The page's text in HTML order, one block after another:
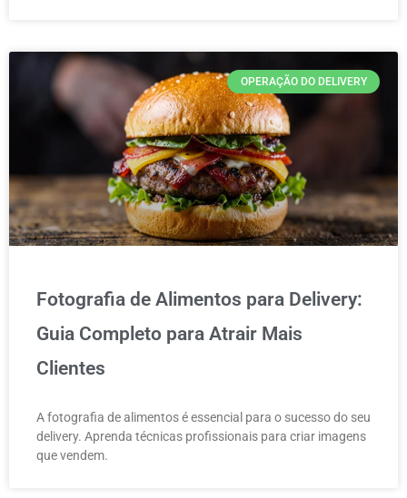
OPERAÇÃO DO DELIVERY
Fotografia de Alimentos para Delivery:
Guia Completo para Atrair Mais
Clientes
A fotografia de alimentos é essencial para o sucesso do seu
delivery. Aprenda técnicas profissionais para criar imagens
que vendem.